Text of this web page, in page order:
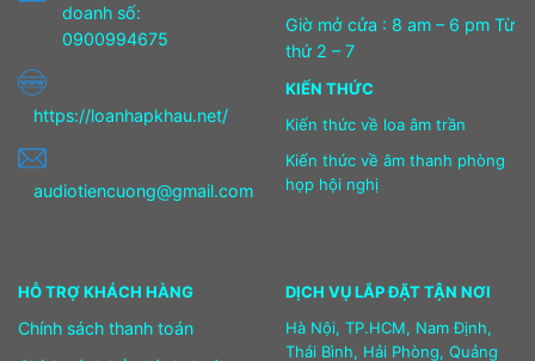
doanh số:
0900994675
https://loanhapkhau.net/
audiotiencuong@gmail.com
Giờ mở cửa : 8 am – 6 pm Từ
thứ 2 – 7
KIẾN THỨC
Kiến thức về loa âm trần
Kiến thức về âm thanh phòng
họp hội nghị
HỖ TRỢ KHÁCH HÀNG
Chính sách thanh toán
DỊCH VỤ LẮP ĐẶT TẬN NƠI
Hà Nội, TP.HCM, Nam Định,
Thái Bình, Hải Phòng, Quảng